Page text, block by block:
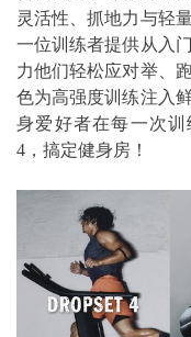
灵活性、抓地力与轻
一位训练者提供从入
力他们轻松应对举、
色为高强度训练注入
身爱好者在每一次训
4，搞定健身房！